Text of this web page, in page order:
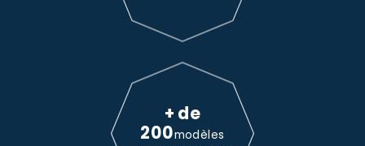
+ de
200modèles